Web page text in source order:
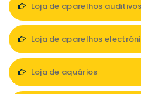
Loja de aparelhos auditivos
Loja de aparelhos
Loja de aquários